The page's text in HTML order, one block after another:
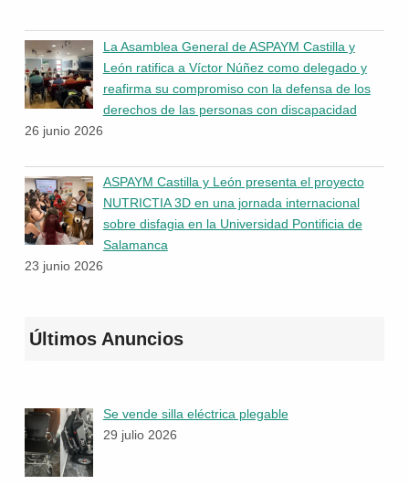
La Asamblea General de ASPAYM Castilla y
León ratifica a Víctor Núñez como delegado y
reafirma su compromiso con la defensa de los
derechos de las personas con discapacidad
26 junio 2026
ASPAYM Castilla y León presenta el proyecto
NUTRICTIA 3D en una jornada internacional
sobre disfagia en la Universidad Pontificia de
Salamanca
23 junio 2026
Últimos Anuncios
Se vende silla eléctrica plegable
29 julio 2026